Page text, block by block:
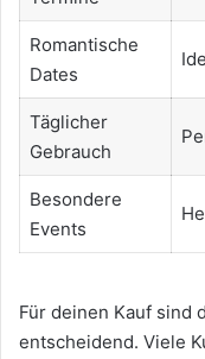
Romantische
Dates
Täglicher
Gebrauch
Besondere
Events
Für deinen Kauf sind
entscheidend. Viele